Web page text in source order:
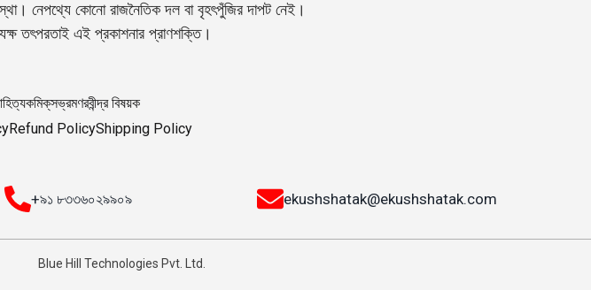
নেপথ্যে কোনো রাজনৈতিক দল বা বৃহৎপুঁজির দাপট নেই।
তৎপরতাই এই প্রকাশনার প্রাণশক্তি।
কমিক্‌সভ্রমণরবীন্দ্র বিষয়ক
Refund PolicyShipping Policy
+৯১ ৮৩৩৬০২৯৯০৯ ekushshatak@ekushshatak.com
Blue Hill Technologies Pvt. Ltd.